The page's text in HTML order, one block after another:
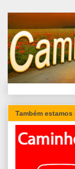
Também